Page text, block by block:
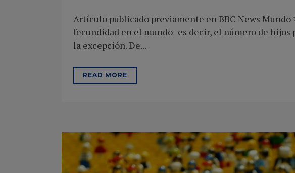
Artículo publicado previamente en BBC News
fecundidad en el mundo -es decir, el número de hijos
la excepción. De...
READ MORE